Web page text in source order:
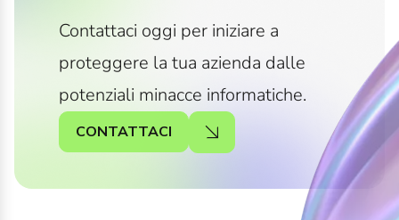
Contattaci oggi per iniziare a
proteggere la tua azienda dalle
potenziali minacce informatiche.
CONTATTACI